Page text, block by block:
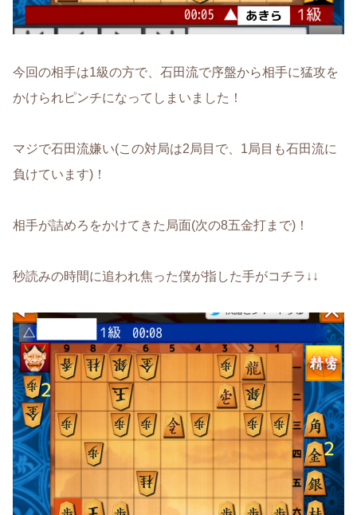
今回の相手は1級の方で、石田流で序盤から相手に猛攻を
かけられピンチになってしまいました！
マジで石田流嫌い(この対局は2局目で、1局目も石田流に
負けています)！
相手が詰めろをかけてきた局面(次の8五金打まで)！
秒読みの時間に追われ焦った僕が指した手がコチラ↓↓